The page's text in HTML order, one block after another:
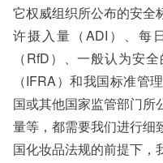
它权威组织所公布的安全
许摄入量（ADI）、每
（RfD）、一般认为安
（IFRA）和我国标准管
国或其他国家监管部门所
量等，都需要我们进行细
国化妆品法规的前提下，